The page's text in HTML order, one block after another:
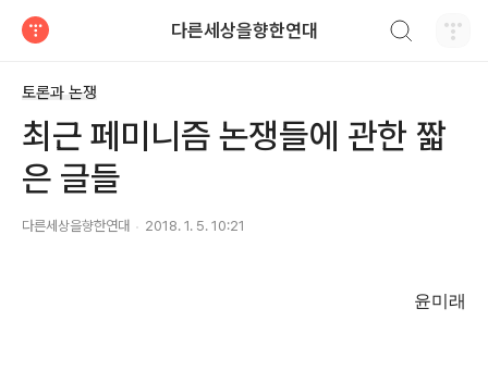
다른세상을향한연대
토론과 논쟁
최근 페미니즘 논쟁들에 관한 짧
은 글들
다른세상을향한연대 2018. 1. 5. 10:21
윤미래